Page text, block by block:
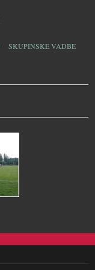
SKUPINSKE VADBE